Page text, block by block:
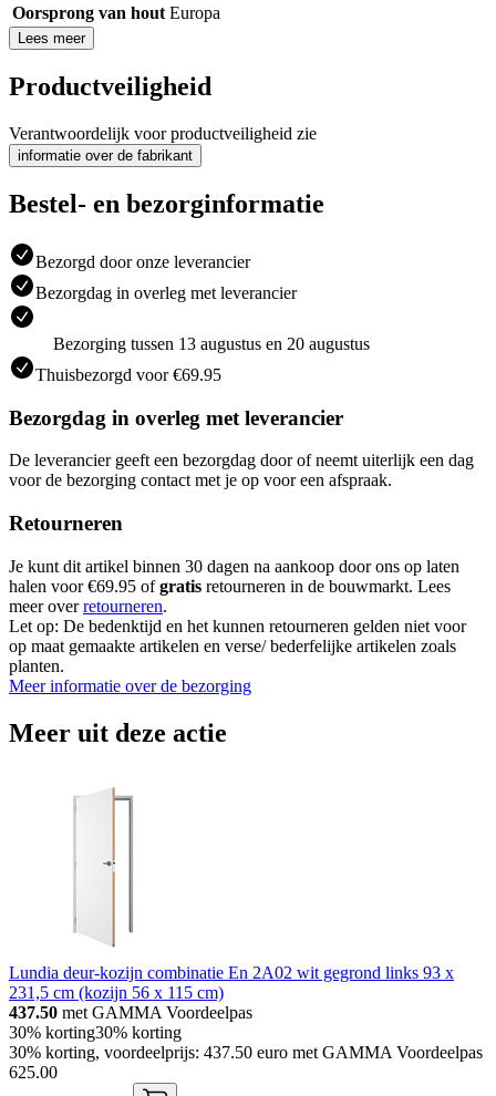
Oorsprong van hout Europa
Lees meer
Productveiligheid
Verantwoordelijk voor productveiligheid zie
informatie over de fabrikant
Bestel- en bezorginformatie
Bezorgd door onze leverancier
Bezorgdag in overleg met leverancier
Bezorging tussen 13 augustus en 20 augustus
Thuisbezorgd voor €69.95
Bezorgdag in overleg met leverancier
De leverancier geeft een bezorgdag door of neemt uiterlijk een dag
voor de bezorging contact met je op voor een afspraak.
Retourneren
Je kunt dit artikel binnen 30 dagen na aankoop door ons op laten
halen voor €69.95 ofgratis retourneren in de bouwmarkt. Lees
meer overretourneren.
Let op: De bedenktijd en het kunnen retourneren gelden niet voor
op maat gemaakte artikelen en verse/ bederfelijke artikelen zoals
planten.
Meer informatie over de bezorging
Meer uit deze actie
Lundia deur-kozijn combinatie En 2A02 wit gegrond links 93 x
231,5 cm (kozijn 56 x 115 cm)
437.50 met GAMMA Voordeelpas
30% korting30% korting
30% korting, voordeelprijs: 437.50 euro met GAMMA Voordeelpas
625.00